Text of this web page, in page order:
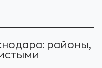
районы,